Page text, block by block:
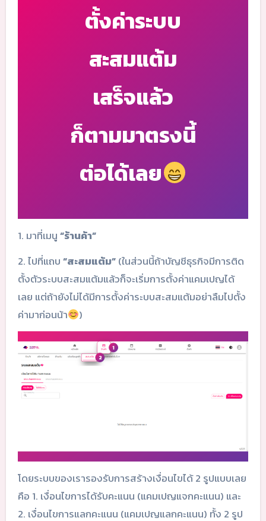
ตั้งค่าระบบ
สะสมแต้ม
เสร็จแล้ว
ก็ตามมาตรงนี้
ต่อได้เลย
1. มาที่เมนู“ร้านค้า”
2. ไปที่แถบ“สะสมแต้ม”(ในส่วนนี้ถ้าบัญชีธุรกิจมีการติด
ตั้งตัวระบบสะสมแต้มแล้วก็จะเริ่มการตั้งค่าแคมเปญได้
เลย แต่ถ้ายังไม่ได้มีการตั้งค่าระบบสะสมแต้มอย่าลืมไปตั้ง
ค่ามาก่อนน้า
)
โดยระบบของเรารองรับการสร้างเงื่อนไขได้ 2 รูปแบบเลย
คือ 1. เงื่อนไขการได้รับคะแนน (แคมเปญแจกคะแนน) และ
2. เงื่อนไขการแลกคะแนน (แคมเปญแลกคะแนน) ทั้ง 2 รูป